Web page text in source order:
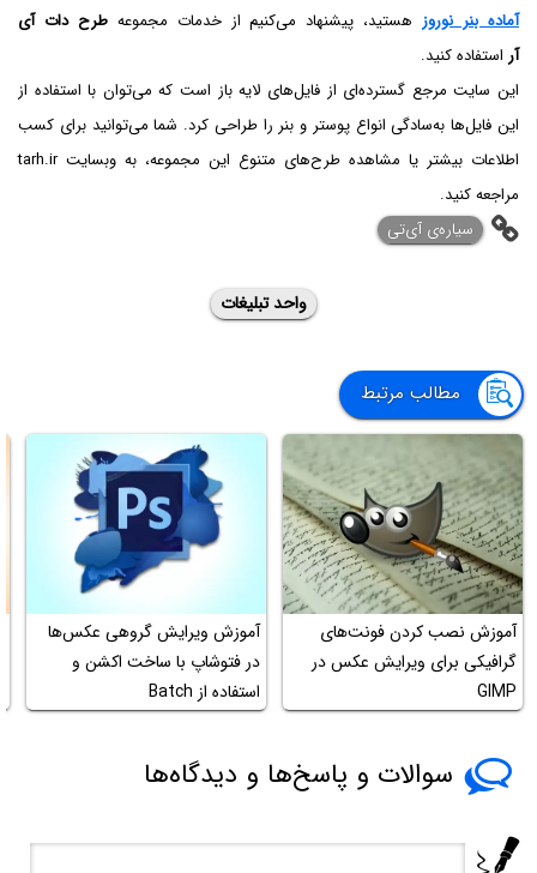
آماده بنر نوروز هستید، پیشنهاد می‌کنیم از خدمات مجموعهطرح دات آی
آر استفاده کنید.
این سایت مرجع گسترده‌ای از فایل‌های لایه باز است که می‌توان با استفاده از
این فایل‌ها به‌سادگی انواع پوستر و بنر را طراحی کرد. شما می‌توانید برای کسب
اطلاعات بیشتر یا مشاهده طرح‌های متنوع این مجموعه، به وبسایت tarh.ir
مراجعه کنید.
‌سیاره‌ی آی‌تی
واحد تبلیغات
مطالب مرتبط
آموزش نصب کردن فونت‌های
گرافیکی برای ویرایش عکس در
GIMP
آموزش ویرایش گروهی عکس‌ها
در فتوشاپ با ساخت اکشن و
استفاده از Batch
سوالات و پاسخ‌ها و دیدگاه‌ها